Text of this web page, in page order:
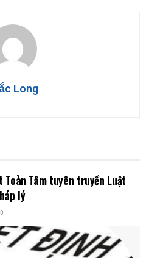
Long
Tâm tuyên truyền Luật
lý
0